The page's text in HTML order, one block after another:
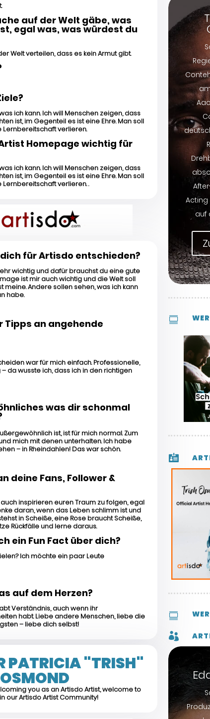
auf der Welt gäbe, was
egal was, was würdest du
Welt verteilen, dass es kein Armut gibt.
ich kann. Ich will Menschen zeigen, dass
ist, im Gegenteil es ist eine Ehre. Man soll
Lernbereitschaft verlieren.
Homepage wichtig für
ich kann. Ich will Menschen zeigen, dass
ist, im Gegenteil es ist eine Ehre. Man soll
verlieren. .
für Artisdo entschieden?
wichtig und dafür brauchst du eine gute
ist mir auch wichtig und die Welt soll
meine. Andere sollen sehen, was ich kann
habe.
Tipps an angehende
war für mich einfach. Professionelle,
da wusste ich, dass ich in den richtigen
was dir schonmal
ist, ist für mich normal. Zum
mich mit denen unterhalten. Ich habe
– in Rheindahlen! Das war schön.
deine Fans, Follower &
inspirieren euren Traum zu folgen, egal
daran, wenn das Leben schlimm ist und
in Scheiße, eine Rose braucht Scheiße,
Rückfälle und lerne daraus.
ein Fun Fact über dich?
Ich möchte ein paar Leute
auf dem Herzen?
Verständnis, auch wenn ihr
habt. Liebe andere Menschen, liebe die
– liebe dich selbst!
PATRICIA "TRISH"
OSMOND
you as an Artisdo Artist, welcome to
our Artisdo Artist Community!
Acting
auf



